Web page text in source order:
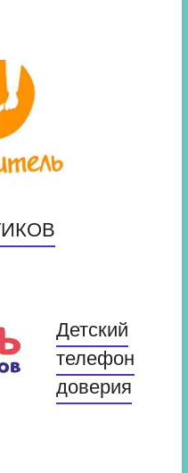
Детский
телефон
доверия